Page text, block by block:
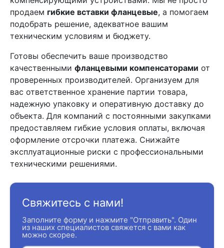
продаем гибкие вставки фланцевые, а помогаем
подобрать решение, адекватное вашим
техническим условиям и бюджету.
Готовы обеспечить ваше производство
качественными фланцевыми компенсаторами от
проверенных производителей. Организуем для
вас ответственное хранение партии товара,
надежную упаковку и оперативную доставку до
объекта. Для компаний с постоянными закупками
предоставляем гибкие условия оплаты, включая
оформление отсрочки платежа. Снижайте
эксплуатационные риски с профессиональными
техническими решениями.
Свяжитесь с нами!
Заполните форму и нажмите "Отправить". Один
из наших специалистов свяжется с вами как
можно скорее.